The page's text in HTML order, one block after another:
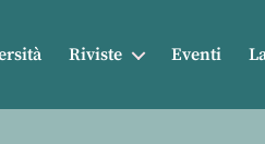
Riviste Eventi